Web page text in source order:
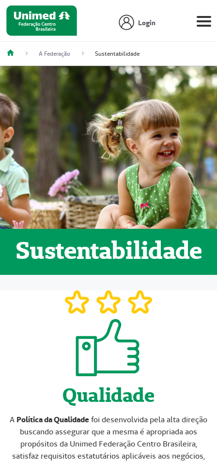
Login
A Federação Sustentabilidade
Sustentabilidade
Qualidade
A Política da Qualidadefoi desenvolvida pela alta direção
buscando assegurar que a mesma é apropriada aos
propósitos da Unimed Federação Centro Brasileira,
satisfaz requisitos estatutários aplicáveis aos negócios,